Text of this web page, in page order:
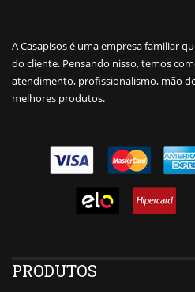
A Casapisos é uma empresa familiar
do cliente. Pensando nisso, temos
atendimento, profissionalismo, mão
melhores produtos.
PRODUTOS